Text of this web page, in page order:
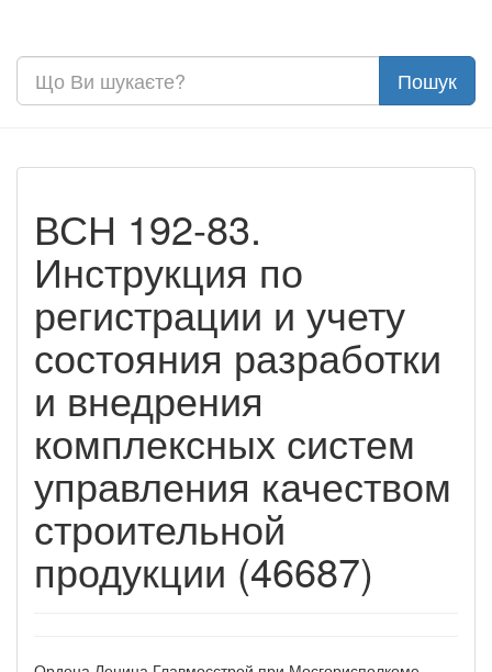
ВСН 192-83.
Инструкция по
регистрации и учету
состояния разработки
и внедрения
комплексных систем
управления качеством
строительной
продукции (46687)